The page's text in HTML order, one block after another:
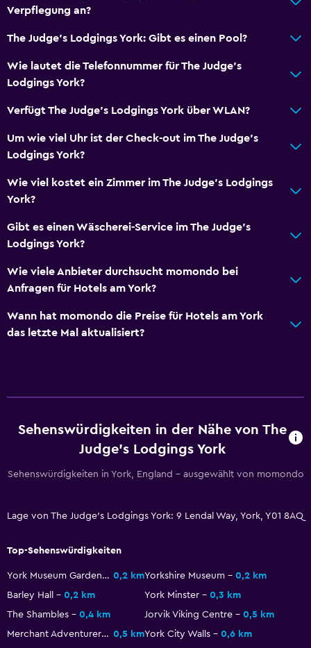
Erhöhte Toilette
Dusche
Badewanne
Barrierefrei
Barrierefreie Dusche
Nichtraucherzimmer
Tieferes Waschbecken
Toilette mit Haltegriffen
Gesundheit und Sicherheit
Tägliche Reinigung
Erste-Hilfe-Kasten
Videoüberwachung in öffentlichen Bereichen
Sicherheit rund um die Uhr
Services und Annehmlichkeiten
Weckdienst
Concierge-Service
Tagungs-/Banketträume
Zimmerservice
Verpflegung an?
The Judge's Lodgings York: Gibt es einen Pool?
Wie lautet die Telefonnummer für The Judge's
Lodgings York?
Verfügt The Judge's Lodgings York über WLAN?
Um wie viel Uhr ist der Check-out im The Judge's
Lodgings York?
Wie viel kostet ein Zimmer im The Judge's Lodgings
York?
Gibt es einen Wäscherei-Service im The Judge's
Lodgings York?
Wie viele Anbieter durchsucht momondo bei
Anfragen für Hotels am York?
Wann hat momondo die Preise für Hotels am York
das letzte Mal aktualisiert?
Sehenswürdigkeiten in der Nähe von The
Judge's Lodgings York
Sehenswürdigkeiten in York, England – ausgewählt von momondo
Lage von The Judge's Lodgings York: 9 Lendal Way, York, Y01 8AQ
Top-Sehenswürdigkeiten
York Museum Gardens 0,2 kmYorkshire Museum
0,2 km
Barley Hall
0,2 km York Minster
0,3 km
The Shambles
0,4 km Jorvik Viking Centre
0,5 km
Merchant Adventurers' Hall 0,5 kmYork City Walls
0,6 km